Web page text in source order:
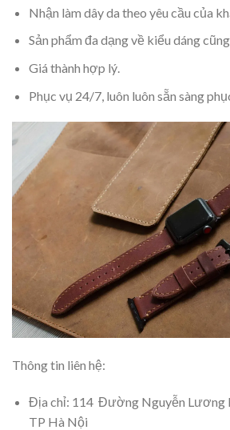
Nhận làm dây da theo yêu cầu của
Sản phẩm đa dạng về kiểu dáng
Giá thành hợp lý.
Phục vụ 24/7, luôn luôn sẵn sàng
Thông tin liên hệ:
Địa chỉ: 114 Đường Nguyễn Lương
TP Hà Nội